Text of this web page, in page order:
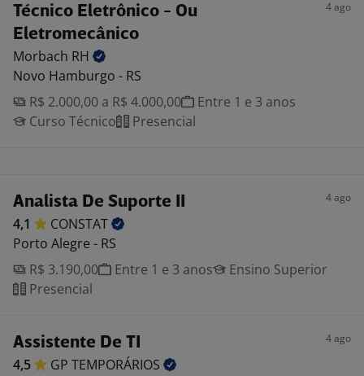
Técnico Eletrônico - Ou
Eletromecânico
4 ago
Morbach RH
Novo Hamburgo - RS
R$ 2.000,00 a R$ 4.000,00
Entre 1 e 3 anos
Curso Técnico
Presencial
Analista De Suporte II 4 ago
4,1
CONSTAT
Porto Alegre - RS
R$ 3.190,00
Entre 1 e 3 anos
Ensino Superior
Presencial
Assistente De TI 4 ago
4,5 GP TEMPORÁRIOS